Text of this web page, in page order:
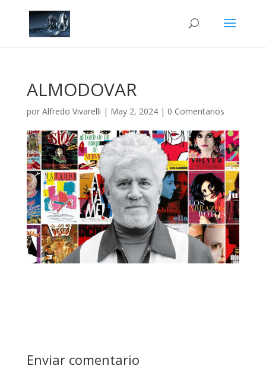
ALMODOVAR
por Alfredo Vivarelli | May 2, 2024| 0 Comentarios
Enviar comentario